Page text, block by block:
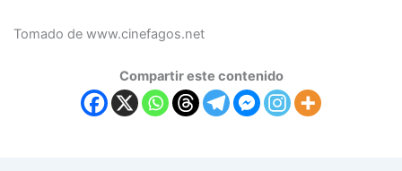
Tomado de www.cinefagos.net
Compartir este contenido